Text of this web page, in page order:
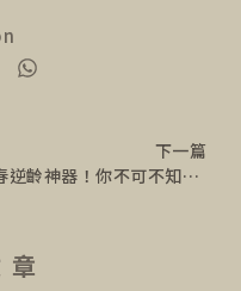
下一篇
青春逆齡神器！你不可不知的肉毒桿菌
章